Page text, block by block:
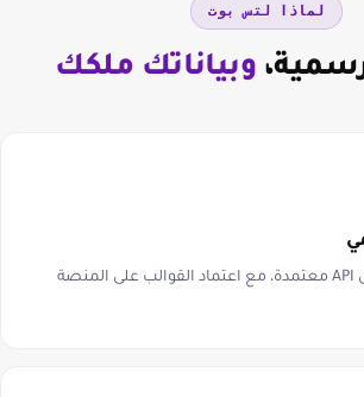
لماذا لتس بوت
وبياناتك ملكك
واجهة واتساب بزنس API معتمدة، مع اعتماد القوالب على المنصة